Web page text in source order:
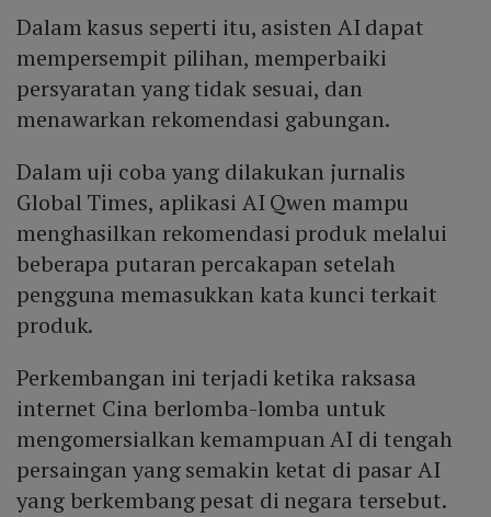
Dalam kasus seperti itu, asisten AI dapat
mempersempit pilihan, memperbaiki
persyaratan yang tidak sesuai, dan
menawarkan rekomendasi gabungan.
Dalam uji coba yang dilakukan jurnalis
Global Times, aplikasi AI Qwen mampu
menghasilkan rekomendasi produk melalui
beberapa putaran percakapan setelah
pengguna memasukkan kata kunci terkait
produk.
Perkembangan ini terjadi ketika raksasa
internet Cina berlomba-lomba untuk
mengomersialkan kemampuan AI di tengah
persaingan yang semakin ketat di pasar AI
yang berkembang pesat di negara tersebut.